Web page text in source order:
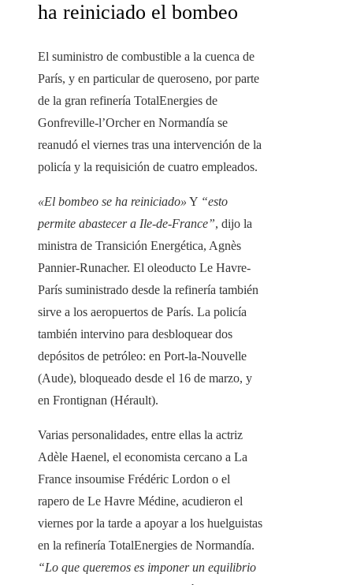
ha reiniciado el bombeo
El suministro de combustible a la cuenca de
París, y en particular de queroseno, por parte
de la gran refinería TotalEnergies de
Gonfreville-l’Orcher en Normandía se
reanudó el viernes tras una intervención de la
policía y la requisición de cuatro empleados.
«El bombeo se ha reiniciado» Y “esto
permite abastecer a Ile-de-France”, dijo la
ministra de Transición Energética, Agnès
Pannier-Runacher. El oleoducto Le Havre-
París suministrado desde la refinería también
sirve a los aeropuertos de París. La policía
también intervino para desbloquear dos
depósitos de petróleo: en Port-la-Nouvelle
(Aude), bloqueado desde el 16 de marzo, y
en Frontignan (Hérault).
Varias personalidades, entre ellas la actriz
Adèle Haenel, el economista cercano a La
France insoumise Frédéric Lordon o el
rapero de Le Havre Médine, acudieron el
viernes por la tarde a apoyar a los huelguistas
en la refinería TotalEnergies de Normandía.
“Lo que queremos es imponer un equilibrio